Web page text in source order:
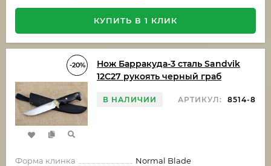
КУПИТЬ В 1 КЛИК
-20%
Нож Барракуда-3 сталь Sandvik
12C27 рукоять черный граб
В НАЛИЧИИ АРТИКУЛ: 8514-8
Форма клинка
Normal Blade